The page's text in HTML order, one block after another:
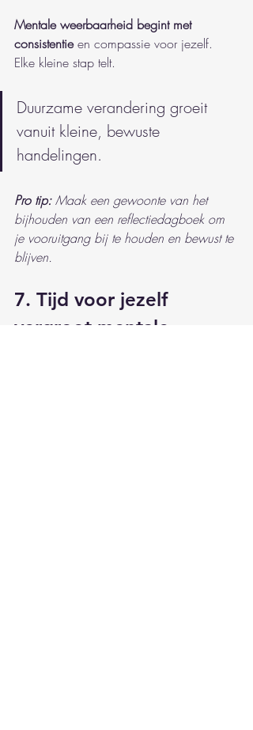
Mentale weerbaarheid begint met
consistentie en compassie voor jezelf.
Elke kleine stap telt.
Duurzame verandering groeit
vanuit kleine, bewuste
handelingen.
Pro tip: Maak een gewoonte van het
bijhouden van een reflectiedagboek om
je vooruitgang bij te houden en bewust te
blijven.
7. Tijd voor jezelf
vergroot mentale